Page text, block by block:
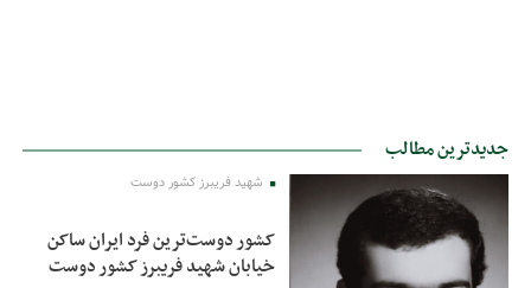
جدیدترین مطالب
شهید فریبرز کشور دوست
کشور دوست‌ترین فرد ایران ساکن
خیابان شهید فریبرز کشور دوست